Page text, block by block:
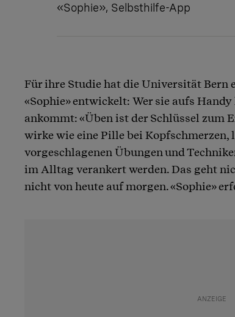
«Sophie», Selbsthilfe-App
Für ihre Studie hat die Universität Bern
«Sophie» entwickelt: Wer sie aufs
ankommt: «Üben ist der Schlüssel zum
wirke wie eine Pille bei Kopfschmerzen,
vorgeschlagenen Übungen und
im Alltag verankert werden. Das geht
nicht von heute auf morgen. «Sophie»